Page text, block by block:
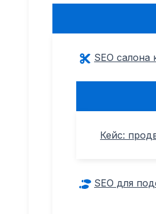
SEO салона
Кейс:
SEO для